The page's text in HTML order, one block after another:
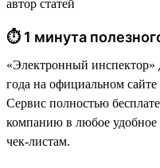
автор статей
⏱ 1 минута
«Электронный инспектор»
года на официальном
Сервис полностью
компанию в любое
чек-листам.